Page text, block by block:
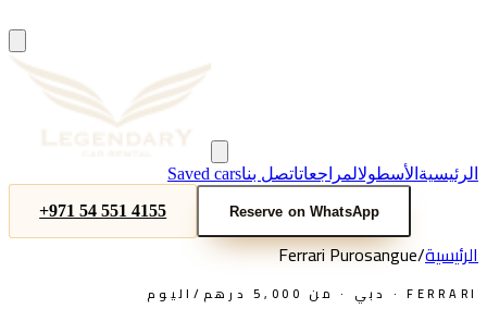
الرئيسية الأسطولالمراجعاتاتصل بناSaved cars
+971 54 551 4155
Reserve on WhatsApp
الرئيسية/
Ferrari Purosangue
FERRARI· دبي · من 5,000درهم/اليوم